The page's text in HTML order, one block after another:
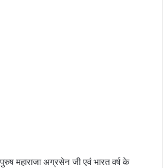
महाराजा अग्रसेन जी एवं भारत वर्ष के